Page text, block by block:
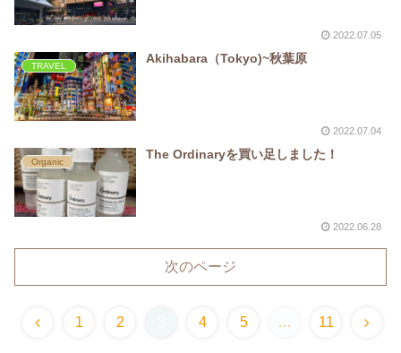
2022.07.05
TRAVEL
Akihabara（Tokyo)~秋葉原
2022.07.04
Organic
The Ordinaryを買い足しました！
2022.06.28
次のページ
1 2 4 5 … 11